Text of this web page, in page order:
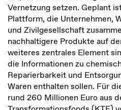
Vernetzung setzen. Geplant
Plattform, die Unternehmen,
und Zivilgesellschaft
nachhaltigere Produkte auf
weiteres zentrales Element
die Informationen zu
Reparierbarkeit und
Waren enthalten sollen. Für
rund 260 Millionen Euro aus